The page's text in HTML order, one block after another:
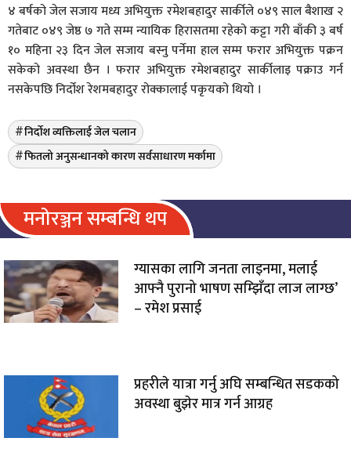
४ बर्षको जेल सजाय मध्य अभियुक्त रमेशबहादुर सार्कीले ०४९ साल बैशाख २
गतेबाट ०४९ जेष्ठ ७ गते सम्म न्यायिक हिरासतमा रहेको कट्टा गरी बाँकी ३ बर्ष
१० महिना २३ दिन जेल सजाय बस्नु पर्नेमा हाल सम्म फरार अभियुक्त पक्रन
सकेको अवस्था छैन । फरार अभियुक्त रमेशबहादुर सार्कीलाइ पक्राउ गर्न
नसकेपछि निर्दोश रेशमबहादुर रोक्कालाई पकृयको थियो ।
निर्दोश व्यक्तिलाई जेल चलान
फितलो अनुसन्धानको कारण सर्वसाधारण मर्कामा
मनोरञ्जन सम्बन्धि थप
ग्यासका लागि जनता लाइनमा, मलाई
आफ्नै पुरानो भाषण सम्झिँदा लाज लाग्छ’
– रमेश प्रसाई
प्रहरीले यात्रा गर्नु अघि सम्बन्धित सडकको
अवस्था बुझेर मात्र गर्न आग्रह